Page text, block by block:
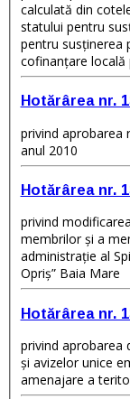
calculată din cotele şi
statului pentru
pentru susţinerea
cofinanţare locală
Hotărârea nr.
privind aprobarea
anul 2010
Hotărârea nr.
privind
membrilor şi a membrilor supleanţi în Consiliul de
administraţie al
Opriş” Baia Mare
Hotărârea nr.
privind aprobarea
şi avizelor unice emise de Comisia tehnică
amenajare a